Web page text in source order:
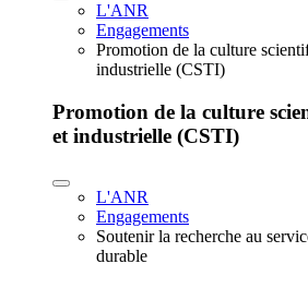
L'ANR
Engagements
Promotion de la culture
industrielle (CSTI)
Promotion de la culture
et industrielle (CSTI)
L'ANR
Engagements
Soutenir la recherche au
durable